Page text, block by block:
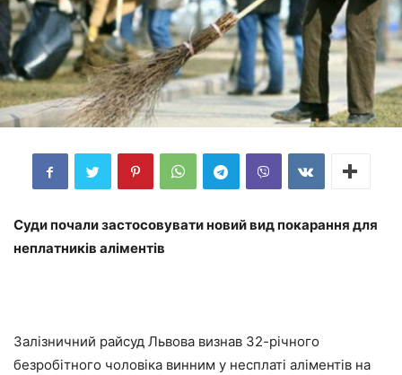
Суди почали застосовувати новий вид покарання для
неплатників аліментів
Залізничний райсуд Львова визнав 32-річного
безробітного чоловіка винним у несплаті аліментів на